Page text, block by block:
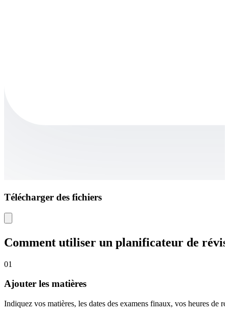
Télécharger des fichiers
Comment utiliser un planificateur de
01
Ajouter les matières
Indiquez vos matières, les dates des examens finaux, vos heures de